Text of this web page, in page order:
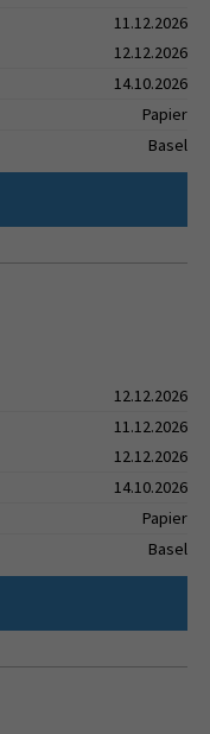
11.12.2026
12.12.2026
14.10.2026
Papier
Basel
12.12.2026
11.12.2026
12.12.2026
14.10.2026
Papier
Basel